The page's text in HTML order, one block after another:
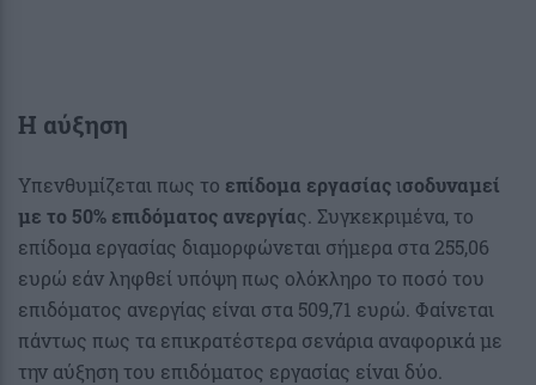
Η αύξηση
Υπενθυμίζεται πως το επίδομα εργασίαςισοδυναμεί
με το 50% επιδόματος ανεργίας. Συγκεκριμένα, το
επίδομα εργασίας διαμορφώνεται σήμερα στα 255,06
ευρώ εάν ληφθεί υπόψη πως ολόκληρο το ποσό του
επιδόματος ανεργίας είναι στα 509,71 ευρώ. Φαίνεται
πάντως πως τα επικρατέστερα σενάρια αναφορικά με
την αύξηση του επιδόματος εργασίας είναι δύο.